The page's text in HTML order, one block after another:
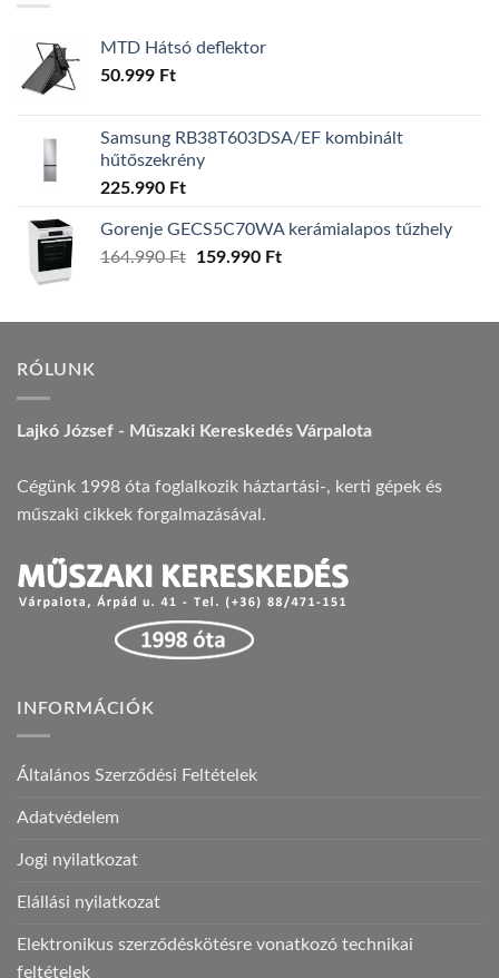
MTD Hátsó deflektor
50.999 Ft
Samsung RB38T603DSA/EF kombinált
hűtőszekrény
225.990 Ft
Gorenje GECS5C70WA kerámialapos tűzhely
164.990Ft
Original
164.990 Ft.
159.990 FtCurrent
159.990 Ft.
RÓLUNK
Lajkó József - Műszaki Kereskedés Várpalota
Cégünk 1998 óta foglalkozik háztartási-, kerti gépek és
műszaki cikkek forgalmazásával.
INFORMÁCIÓK
Általános Szerződési Feltételek
Adatvédelem
Jogi nyilatkozat
Elállási nyilatkozat
Elektronikus szerződéskötésre vonatkozó technikai
feltételek